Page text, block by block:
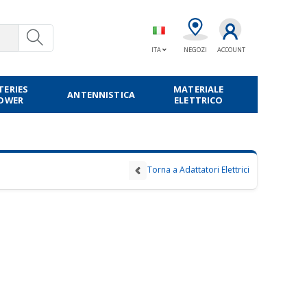
ITA NEGOZI ACCOUNT
ANTENNISTICA
MATERIALE
ELETTRICO
Torna a Adattatori Elettrici